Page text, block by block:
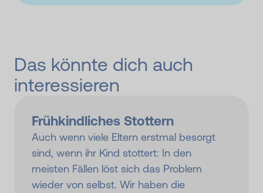
Das könnte dich auch
interessieren
Frühkindliches Stottern
Auch wenn viele Eltern erstmal besorgt
sind, wenn ihr Kind stottert: In den
meisten Fällen löst sich das Problem
wieder von selbst. Wir haben die